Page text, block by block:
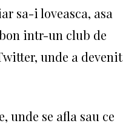
sa-i loveasca, asa
intr-un club de
unde a devenit
unde se afla sau ce